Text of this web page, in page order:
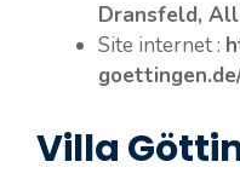
Dransfeld,
Site internet :
Villa